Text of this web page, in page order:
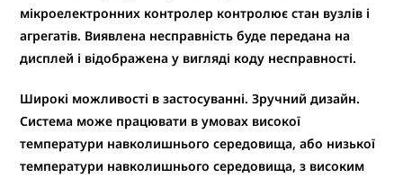
мікроелектронних контролер контролює стан вузлів і
агрегатів. Виявлена ​​несправність буде передана на
дисплей і відображена у вигляді коду несправності.
Широкі можливості в застосуванні. Зручний дизайн.
Система може працювати в умовах високої
температури навколишнього середовища, або низької
температури навколишнього середовища, з високим